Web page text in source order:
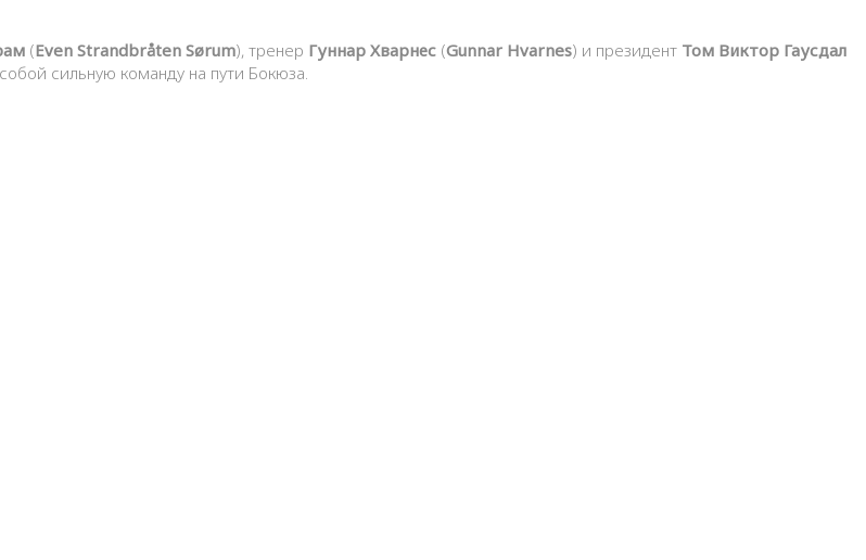
(Even Strandbråten Sørum), тренер Гуннар Хварнес (Gunnar Hvarnes) и президент Том Виктор Гаусдал
сильную команду на пути Бокюза.